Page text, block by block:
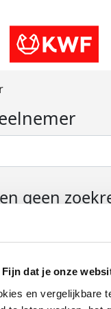
dat je onze
en vergelijkbare
geen